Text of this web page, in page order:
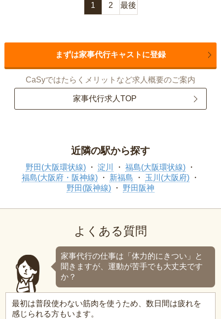
1 2 最後
まずは家事代行キャストに登録
CaSyではたらくメリットなど求人概要のご案内
家事代行求人TOP
近隣の駅から探す
野田(大阪環状線) 淀川
福島(大阪環状線)
福島(大阪府・阪神線)
新福島
玉川(大阪府)
野田(阪神線)
野田阪神
よくある質問
家事代行の仕事は「体力的にきつい」と
聞きますが、運動が苦手でも大丈夫です
か？
最初は普段使わない筋肉を使うため、数日間は疲れを
感じられる方もいます。